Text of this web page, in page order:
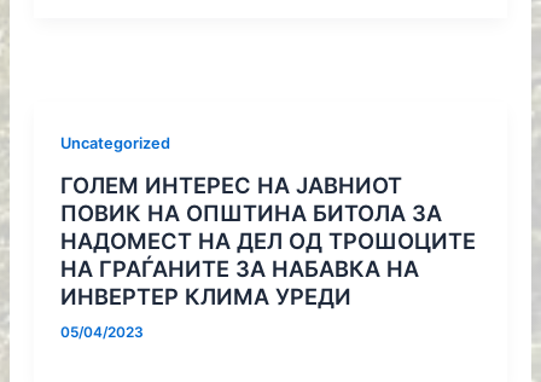
Uncategorized
ГОЛЕМ ИНТЕРЕС НА ЈАВНИОТ
ПОВИК НА ОПШТИНА БИТОЛА ЗА
НАДОМЕСТ НА ДЕЛ ОД ТРОШОЦИТЕ
НА ГРАЃАНИТЕ ЗА НАБАВКА НА
ИНВЕРТЕР КЛИМА УРЕДИ
05/04/2023